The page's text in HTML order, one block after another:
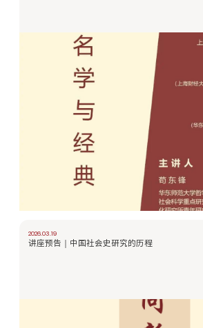
2026.03.19
讲座预告｜中国社会史研究的历程